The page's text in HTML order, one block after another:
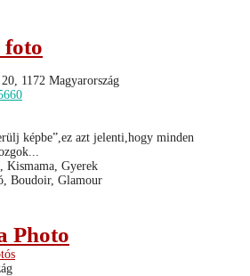
foto
1172 Magyarország
képbe”,ez azt jelenti,hogy minden
Kismama, Gyerek
Boudoir, Glamour
Photo